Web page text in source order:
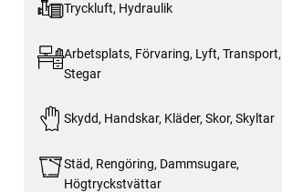
Tryckluft, Hydraulik
Arbetsplats, Förvaring, Lyft, Transport,
Stegar
Skydd, Handskar, Kläder, Skor, Skyltar
Städ, Rengöring, Dammsugare,
Högtryckstvättar